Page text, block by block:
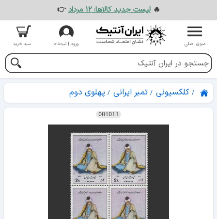
🔥لیست جدید کالاها: ۱۲ مرداد 👉
منوی اصلی ورود | ثبت‌نام سبد خرید
کلکسیونی تمبر ایرانی پهلوی دوم
001011